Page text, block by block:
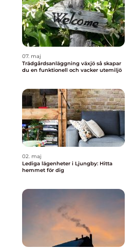
07. maj
Trädgårdsanläggning växjö så skapar
du en funktionell och vacker utemiljö
02. maj
Lediga lägenheter i Ljungby: Hitta
hemmet för dig